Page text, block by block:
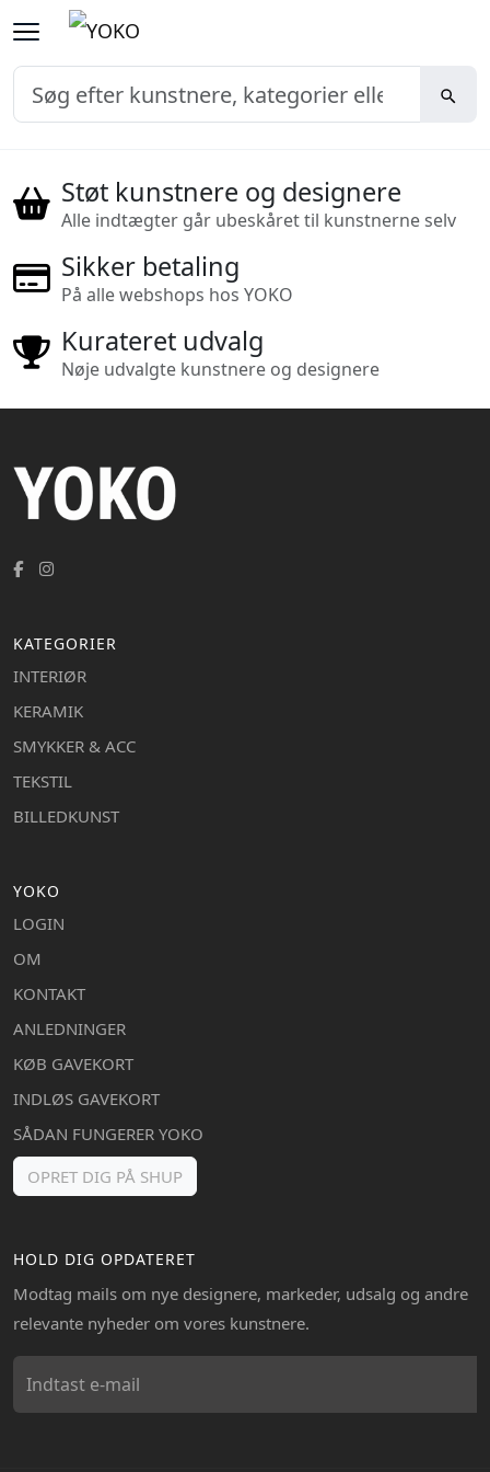
Støt kunstnere og designere
Alle indtægter går ubeskåret til kunstnerne selv
Sikker betaling
På alle webshops hos YOKO
Kurateret udvalg
Nøje udvalgte kunstnere og designere
KATEGORIER
INTERIØR
KERAMIK
SMYKKER & ACC
TEKSTIL
BILLEDKUNST
YOKO
LOGIN
OM
KONTAKT
ANLEDNINGER
KØB GAVEKORT
INDLØS GAVEKORT
SÅDAN FUNGERER YOKO
OPRET DIG PÅ SHUP
HOLD DIG OPDATERET
Modtag mails om nye designere, markeder, udsalg og andre
relevante nyheder om vores kunstnere.